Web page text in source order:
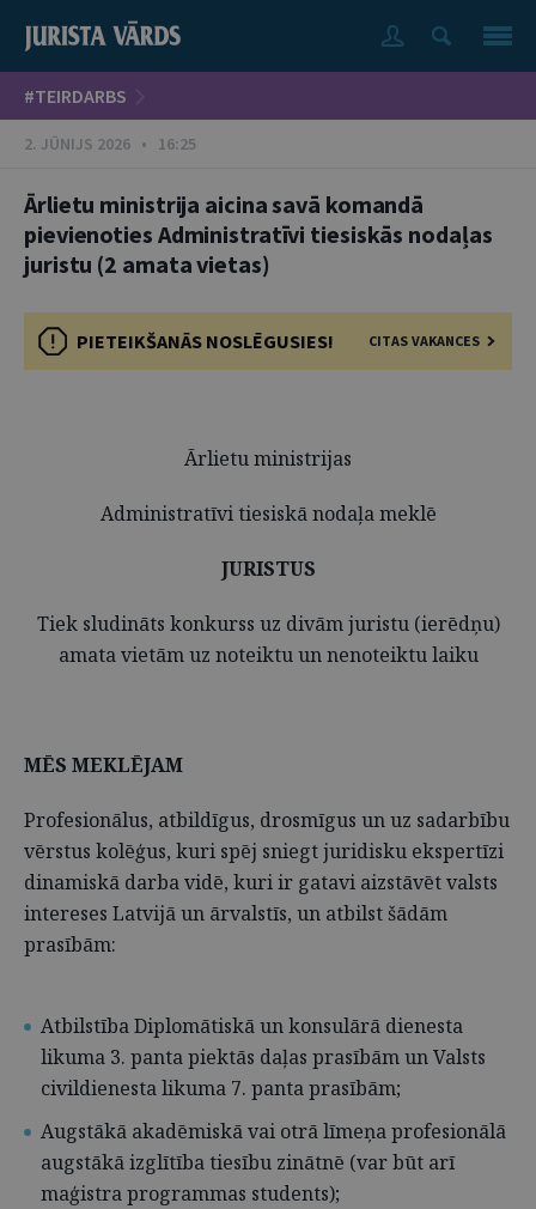
#TEIRDARBS
2. JŪNIJS 2026 • 16:25
Ārlietu ministrija aicina savā komandā
pievienoties Administratīvi tiesiskās nodaļas
juristu (2 amata vietas)
PIETEIKŠANĀS NOSLĒGUSIES! CITAS VAKANCES
Ārlietu ministrijas
Administratīvi tiesiskā nodaļa meklē
JURISTUS
Tiek sludināts konkurss uz divām juristu (ierēdņu)
amata vietām uz noteiktu un nenoteiktu laiku
MĒS MEKLĒJAM
Profesionālus, atbildīgus, drosmīgus un uz sadarbību
vērstus kolēģus, kuri spēj sniegt juridisku ekspertīzi
dinamiskā darba vidē, kuri ir gatavi aizstāvēt valsts
intereses Latvijā un ārvalstīs, un atbilst šādām
prasībām:
Atbilstība Diplomātiskā un konsulārā dienesta
likuma 3. panta piektās daļas prasībām un Valsts
civildienesta likuma 7. panta prasībām;
Augstākā akadēmiskā vai otrā līmeņa profesionālā
augstākā izglītība tiesību zinātnē (var būt arī
maģistra programmas students);